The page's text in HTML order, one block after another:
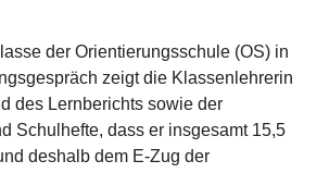
der Orientierungsschule (OS) in
zeigt die Klassenlehrerin
des Lernberichts sowie der
Schulhefte, dass er insgesamt 15,5
deshalb dem E-Zug der